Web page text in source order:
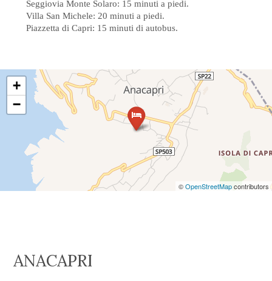
Seggiovia Monte Solaro: 15 minuti a piedi.
Villa San Michele: 20 minuti a piedi.
Piazzetta di Capri: 15 minuti di autobus.
+
−
©OpenStreetMapcontributors
ANACAPRI